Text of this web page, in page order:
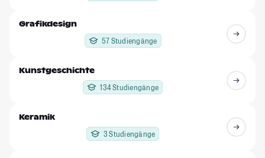
Grafikdesign
57 Studiengänge
Kunstgeschichte
134 Studiengänge
Keramik
3 Studiengänge